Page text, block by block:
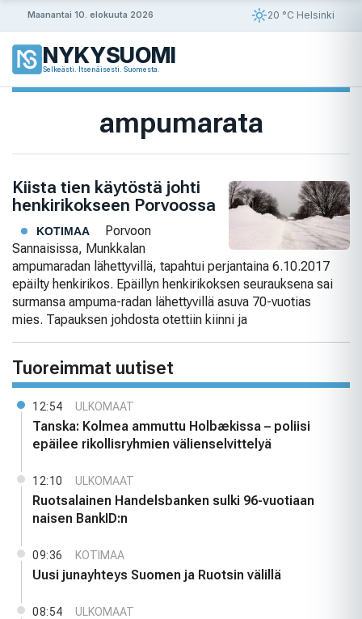
Maanantai 10. elokuuta 2026 20 °C Helsinki
NYKYSUOMI
Selkeästi. Itsenäisesti. Suomesta.
ampumarata
Kiista tien käytöstä johti
henkirikokseen Porvoossa
KOTIMAA
Porvoon
Sannaisissa, Munkkalan
ampumaradan lähettyvillä, tapahtui perjantaina 6.10.2017
epäilty henkirikos. Epäillyn henkirikoksen seurauksena sai
surmansa ampuma-radan lähettyvillä asuva 70-vuotias
mies. Tapauksen johdosta otettiin kiinni ja
Tuoreimmat uutiset
12:54 ULKOMAAT
Tanska: Kolmea ammuttu Holbækissa – poliisi
epäilee rikollisryhmien välienselvittelyä
12:10 ULKOMAAT
Ruotsalainen Handelsbanken sulki 96-vuotiaan
naisen BankID:n
09:36 KOTIMAA
Uusi junayhteys Suomen ja Ruotsin välillä
08:54 ULKOMAAT